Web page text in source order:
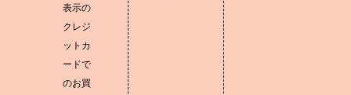
表示の
クレジ
ットカ
ードで
のお買